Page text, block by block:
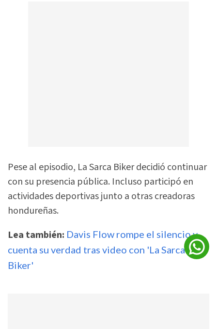
Pese al episodio, La Sarca Biker decidió continuar
con su presencia pública. Incluso participó en
actividades deportivas junto a otras creadoras
hondureñas.
Lea también: Davis Flow rompe el silencio y
cuenta su verdad tras video con 'La Sarca
Biker'